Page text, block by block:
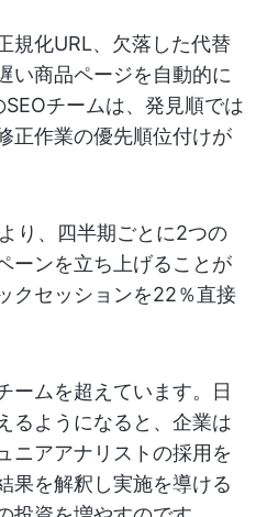
規化URL、欠落した代替
い商品ページを自動的に
チームは、発見順では
正作業の優先順位付けが
り、四半期ごとに2つの
ーンを立ち上げることが
クセッションを22％直接
ームを超えています。日
るようになると、企業は
ニアアナリストの採用を
果を解釈し実施を導ける